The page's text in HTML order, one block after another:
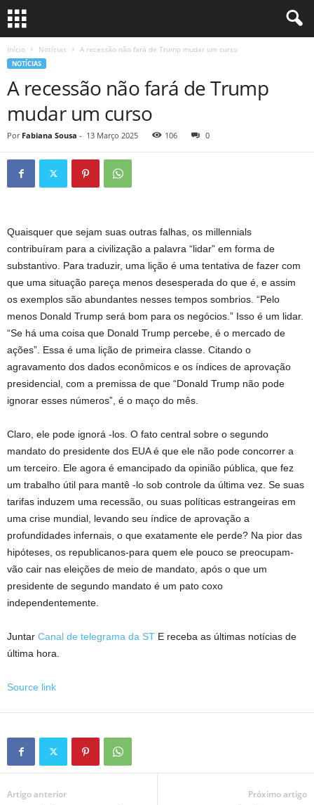
Início Notícias A recessão não fará de Trump mudar um curso
NOTÍCIAS
A recessão não fará de Trump
mudar um curso
Por Fabiana Sousa - 13 Março 2025 106 0
Quaisquer que sejam suas outras falhas, os millennials
contribuíram para a civilização a palavra “lidar” em forma de
substantivo. Para traduzir, uma lição é uma tentativa de fazer com
que uma situação pareça menos desesperada do que é, e assim
os exemplos são abundantes nesses tempos sombrios. “Pelo
menos Donald Trump será bom para os negócios.” Isso é um lidar.
“Se há uma coisa que Donald Trump percebe, é o mercado de
ações”. Essa é uma lição de primeira classe. Citando o
agravamento dos dados econômicos e os índices de aprovação
presidencial, com a premissa de que “Donald Trump não pode
ignorar esses números”, é o maço do mês.
Claro, ele pode ignorá -los. O fato central sobre o segundo
mandato do presidente dos EUA é que ele não pode concorrer a
um terceiro. Ele agora é emancipado da opinião pública, que fez
um trabalho útil para mantê -lo sob controle da última vez. Se suas
tarifas induzem uma recessão, ou suas políticas estrangeiras em
uma crise mundial, levando seu índice de aprovação a
profundidades infernais, o que exatamente ele perde? Na pior das
hipóteses, os republicanos-para quem ele pouco se preocupam-
vão cair nas eleições de meio de mandato, após o que um
presidente de segundo mandato é um pato coxo
independentemente.
Juntar Canal de telegrama da ST E receba as últimas notícias de
última hora.
Source link
Artigo anterior Próximo artigo